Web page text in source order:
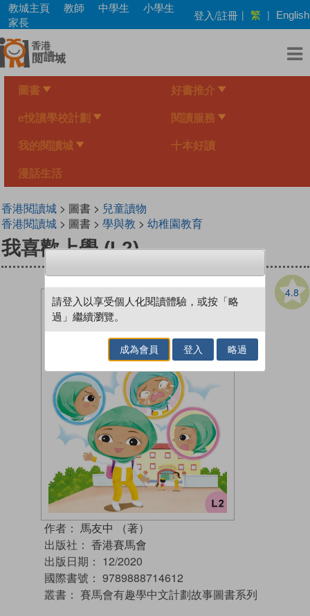
Skip
main
content
教城主頁 教師 中學生
小學生
家長
登入/註冊 | 繁 | English
圖書 好書推介
e悅讀學校計劃 閱讀服務
我的閱讀城 十本好讀
漫話生活
香港閱讀城> 圖書 > 兒童讀物
香港閱讀城> 圖書 > 學與教 > 幼稚園教育
我喜歡上學 (L2)
4.8
作者： 馬友中 （著）
出版社： 香港賽馬會
出版日期： 12/2020
國際書號： 9789888714612
叢書： 賽馬會有趣學中文計劃故事圖書系列
請登入以享受個人化閱讀體驗，或按「略
過」繼續瀏覽。
成為會員 登入 略過